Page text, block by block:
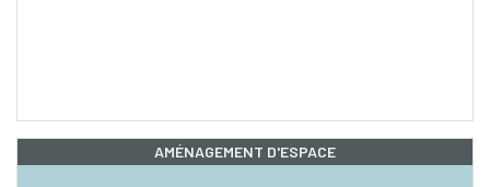
AMÉNAGEMENT D'ESPACE